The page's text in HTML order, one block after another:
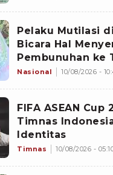
Pelaku Mutilasi
Bicara Hal
Pembunuhan ke
Nasional 10/08/2026 -
FIFA ASEAN Cup
Timnas
Identitas
Timnas 10/08/2026 -